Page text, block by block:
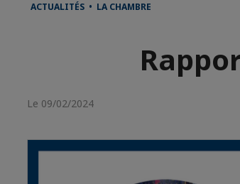
ACTUALITÉS • LA CHAMBRE
Le 09/02/2024